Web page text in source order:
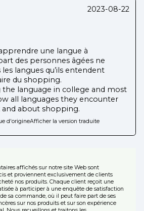
2023-08-22
une langue à
des personnes âgées ne
langues qu’ils entendent
du shopping.
language in college and most
all languages they encounter
about shopping.
d'origineAfficher la version traduite
affichés sur notre site Web sont
et proviennent exclusivement de clients
nos produits. Chaque client reçoit une
à participer à une enquête de satisfaction
sa commande, où il peut faire part de ses
sur nos produits et sur son expérience